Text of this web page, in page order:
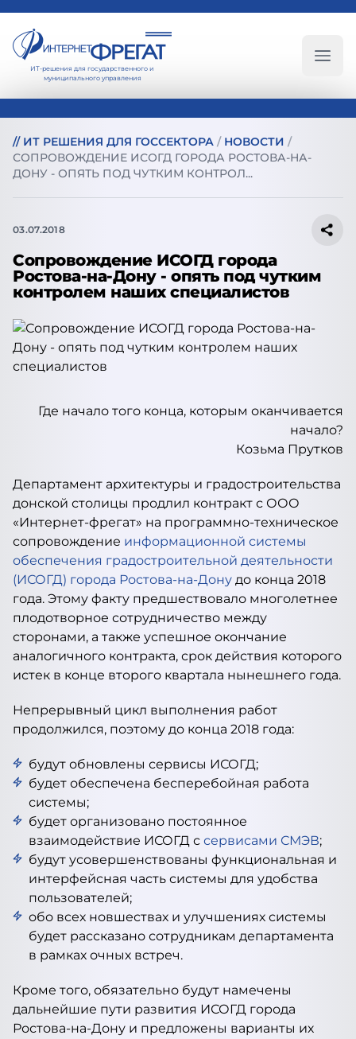
ИТ-решения для государственного и
муниципального управления
// ИТ РЕШЕНИЯ ДЛЯ ГОССЕКТОРА / НОВОСТИ /
СОПРОВОЖДЕНИЕ ИСОГД ГОРОДА РОСТОВА-НА-
ДОНУ - ОПЯТЬ ПОД ЧУТКИМ КОНТРОЛ...
03.07.2018
Сопровождение ИСОГД города
Ростова-на-Дону - опять под чутким
контролем наших специалистов
Где начало того конца, которым оканчивается
начало?
Козьма Прутков
Департамент архитектуры и градостроительства
донской столицы продлил контракт с ООО
«Интернет-фрегат» на программно-техническое
сопровождение информационной системы
обеспечения градостроительной деятельности
(ИСОГД) города Ростова-на-Дону до конца 2018
года. Этому факту предшествовало многолетнее
плодотворное сотрудничество между
сторонами, а также успешное окончание
аналогичного контракта, срок действия которого
истек в конце второго квартала нынешнего года.
Непрерывный цикл выполнения работ
продолжился, поэтому до конца 2018 года:
будут обновлены сервисы ИСОГД;
будет обеспечена бесперебойная работа
системы;
будет организовано постоянное
взаимодействие ИСОГД с сервисами СМЭВ;
будут усовершенствованы функциональная и
интерфейсная часть системы для удобства
пользователей;
обо всех новшествах и улучшениях системы
будет рассказано сотрудникам департамента
в рамках очных встреч.
Кроме того, обязательно будут намечены
дальнейшие пути развития ИСОГД города
Ростова-на-Дону и предложены варианты их